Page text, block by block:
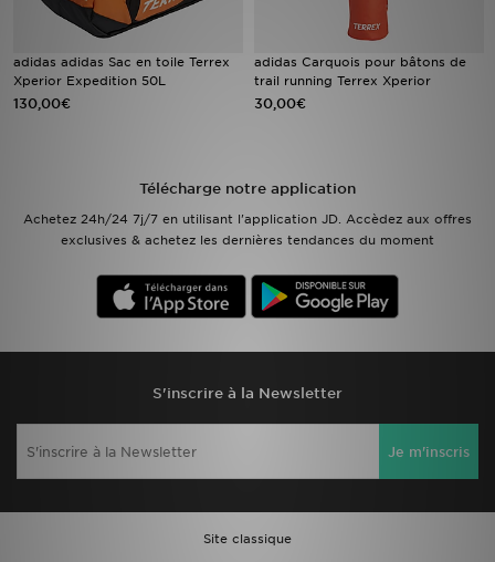
adidas adidas Sac en toile Terrex
Xperior Expedition 50L
130,00€
adidas Carquois pour bâtons de
trail running Terrex Xperior
30,00€
Télécharge notre application
Achetez 24h/24 7j/7 en utilisant l'application JD. Accèdez aux offres
exclusives & achetez les dernières tendances du moment
S'inscrire à la Newsletter
Je m'inscris
Site classique
Football
Sports
Suivre Ma Commande
Service client
Télécharge l'Appli